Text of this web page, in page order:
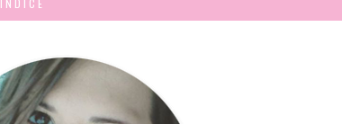
ÍNDICE